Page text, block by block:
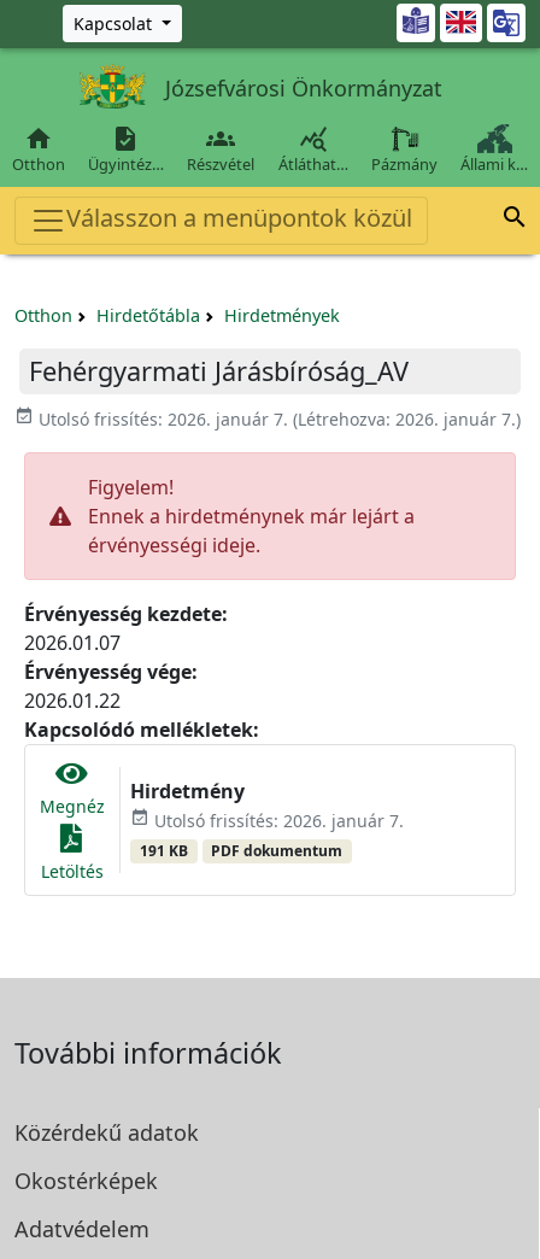
Ugrás a fő tartalomra
Kapcsolat 
Józsefvárosi Önkormányzat

Otthon

Ügyintéz…

Részvétel

Átláthat… Pázmány Állami k…
Válasszon a menüpontok közül 
Otthon Hirdetőtábla Hirdetmények
Fehérgyarmati Járásbíróság_AV
event_available Utolsó frissítés: 2026. január 7. (Létrehozva: 2026. január 7.)
Figyelem!
Ennek a hirdetménynek már lejárt a
érvényességi ideje.
Érvényesség kezdete:
2026.01.07
Érvényesség vége:
2026.01.22
Kapcsolódó mellékletek:
Megnéz
Letöltés
Hirdetmény
event_available Utolsó frissítés: 2026. január 7.
191 KB PDF dokumentum
További információk
Közérdekű adatok
Okostérképek
Adatvédelem